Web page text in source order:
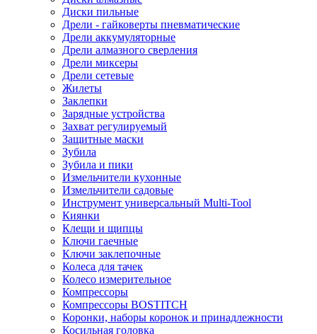
Диски пильные
Дрели - гайковерты пневматические
Дрели аккумуляторные
Дрели алмазного сверления
Дрели миксеры
Дрели сетевые
Жилеты
Заклепки
Зарядные устройства
Захват регулируемый
Защитные маски
Зубила
Зубила и пики
Измельчители кухонные
Измельчители садовые
Инструмент универсальный Multi-Tool
Киянки
Клещи и щипцы
Ключи гаечные
Ключи заклепочные
Колеса для тачек
Колесо измерительное
Компрессоры
Компрессоры BOSTITCH
Коронки, наборы коронок и принадлежности
Косильная головка